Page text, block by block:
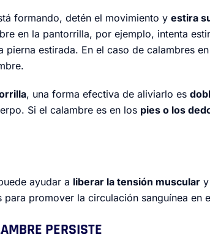
formando, detén el movimiento y estira
en la pantorrilla, por ejemplo, intenta
estirada. En el caso de calambres
, una forma efectiva de aliviarlo es
Si el calambre es en los pies o los
ayudar a liberar la tensión muscular
promover la circulación sanguínea en
PERSISTE